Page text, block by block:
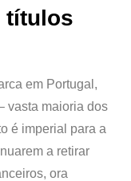
títulos
em Portugal,
vasta maioria dos
é imperial para a
a retirar
ora